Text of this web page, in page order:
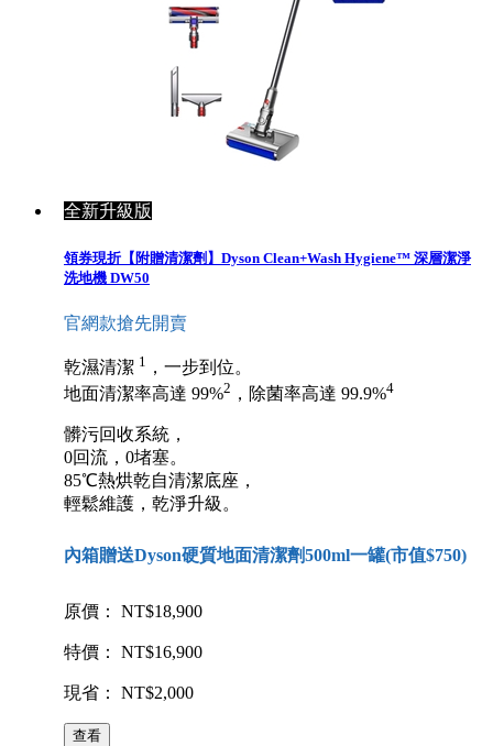
全新升級版
領券現折【附贈清潔劑】Dyson Clean+Wash Hygiene™ 深層潔淨
洗地機 DW50
官網款搶先開賣
乾濕清潔 1
，一步到位。
地面清潔率高達 99%2 ，除菌率高達 99.9%4
髒污回收系統，
0回流，0堵塞。
85℃熱烘乾自清潔底座，
輕鬆維護，乾淨升級。
內箱贈送Dyson硬質地面清潔劑500ml一罐(市值$750)
原價： NT$18,900
特價： NT$16,900
現省： NT$2,000
查看